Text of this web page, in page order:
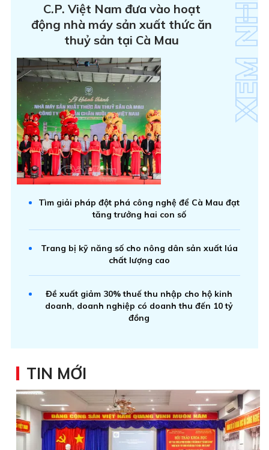
C.P. Việt Nam đưa vào hoạt
động nhà máy sản xuất thức ăn
thuỷ sản tại Cà Mau
Tìm giải pháp đột phá công nghệ để Cà Mau đạt
tăng trưởng hai con số
Trang bị kỹ năng số cho nông dân sản xuất lúa
chất lượng cao
Đề xuất giảm 30% thuế thu nhập cho hộ kinh
doanh, doanh nghiệp có doanh thu đến 10 tỷ
đồng
TIN MỚI